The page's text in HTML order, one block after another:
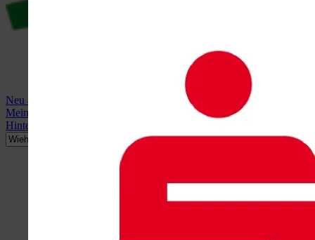
Neu anmelden
Mein Profil
Hintergrundbild anzeigen